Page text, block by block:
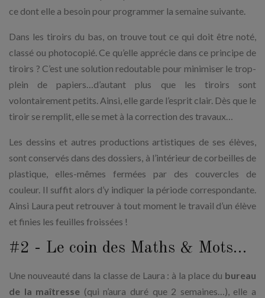
ce dont elle a besoin pour programmer la semaine suivante.
Dans les tiroirs du bas, on trouve tout ce qui doit être noté,
classé ou photocopié. Ce qu’elle apprécie dans ce principe de
tiroirs ? C’est une solution redoutable pour minimiser le trop-
plein de papiers…d’autant plus que les tiroirs sont
volontairement petits. Ainsi, elle garde l’esprit clair. Dès que le
tiroir se remplit, elle se met à la correction des travaux…
Les dessins et autres productions artistiques de ses élèves,
sont conservés dans des dossiers, à l’intérieur de corbeilles de
plastique, elles-mêmes fermées par des couvercles de
couleur. Il suffit alors d’y indiquer la période correspondante.
Ainsi Laura peut retrouver à tout moment le travail d’un élève
et finies les feuilles froissées !
#2 - Le coin des Maths & Mots…
Une nouveauté dans la classe de Laura : à la place du bureau
de la maîtresse (qui n’aura duré que 2 semaines…), elle a